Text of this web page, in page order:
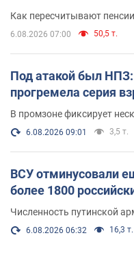
Как пересчитывают пенсии
6.08.2026 07:00 50,5 т.
Под атакой был
прогремела серия
В промзоне фиксирует
6.08.2026 09:01 3,5 т.
ВСУ отминусовали
более 1800
Численность путинской
6.08.2026 06:32 16,3 т.